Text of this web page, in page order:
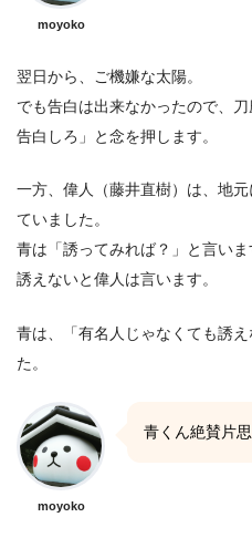
moyoko
翌日から、ご機嫌な太陽。
でも告白は出来なかったので、
告白しろ」と念を押します。
一方、偉人（藤井直樹）は、地
ていました。
青は「誘ってみれば？」と言い
誘えないと偉人は言います。
青は、「有名人じゃなくても誘
た。
moyoko
青くん絶賛片思